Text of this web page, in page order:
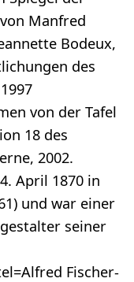
Manfred
Bodeux,
des
von der Tafel
18 des
2002.
April 1870 in
und war einer
seiner
Fischer-